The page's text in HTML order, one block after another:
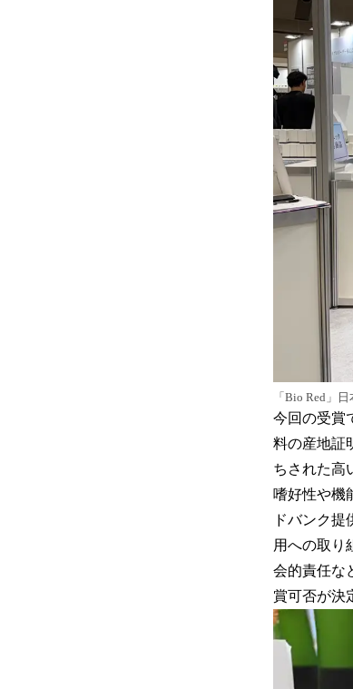
「Bio Red」
今回の受賞
料の産地証
ちされた高
嗜好性や機
ドバンク
用への取り
会的責任な
賞可否が決